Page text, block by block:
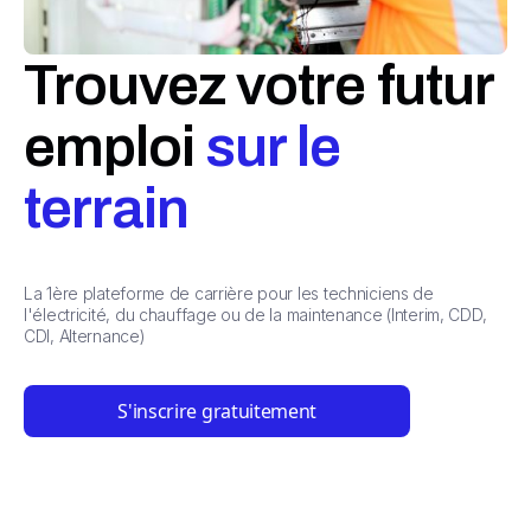
Trouvez votre futur
emploi sur le
terrain
La 1ère plateforme de carrière pour les techniciens de
l'électricité, du chauffage ou de la maintenance (Interim, CDD,
CDI, Alternance)
S'inscrire gratuitement